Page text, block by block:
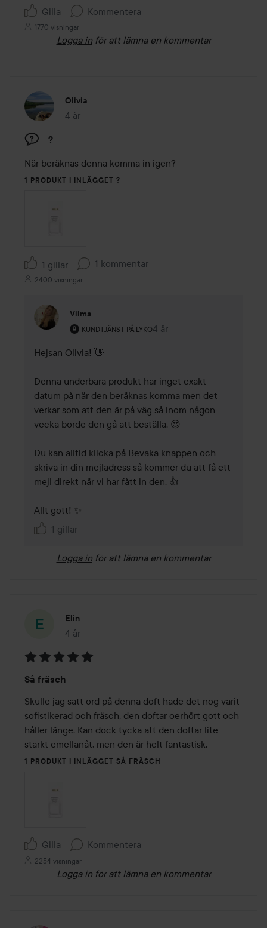
Gilla Kommentera
1770 visningar
Logga in för att lämna en kommentar
Olivia
4 år
Inlägget skapades 4 år
?
När beräknas denna komma in igen?
1 PRODUKT I INLÄGGET ?
1 gillar 1 kommentar
2400 visningar
Vilma
KUNDTJÄNST PÅ LYKO
Användarens roll: Kundtjänst på Lyko.
4 år
Kommentaren lades 4 år
Hejsan Olivia! 👋
Denna underbara produkt har inget exakt
datum på när den beräknas komma men det
verkar som att den är på väg så inom någon
vecka borde den gå att beställa. 😍
Du kan alltid klicka på Bevaka knappen och
skriva in din mejladress så kommer du att få ett
mejl direkt när vi har fått in den. 👍
Allt gott! ✨
1 gillar
Logga in för att lämna en kommentar
Elin
4 år
Inlägget skapades 4 år
5
av
5
Så fräsch
Skulle jag satt ord på denna doft hade det nog varit
sofistikerad och fräsch, den doftar oerhört gott och
håller länge. Kan dock tycka att den doftar lite
starkt emellanåt, men den är helt fantastisk.
1 PRODUKT I INLÄGGET SÅ FRÄSCH
Gilla Kommentera
2254 visningar
Logga in för att lämna en kommentar